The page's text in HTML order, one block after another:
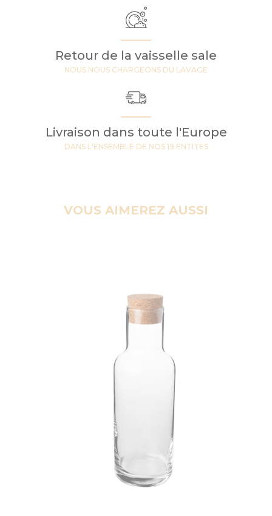
Retour de la vaisselle sale
NOUS NOUS CHARGEONS DU LAVAGE
Livraison dans toute l'Europe
DANS L'ENSEMBLE DE NOS 19 ENTITES
VOUS AIMEREZ AUSSI